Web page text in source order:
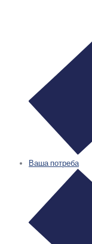
Ваша потреба